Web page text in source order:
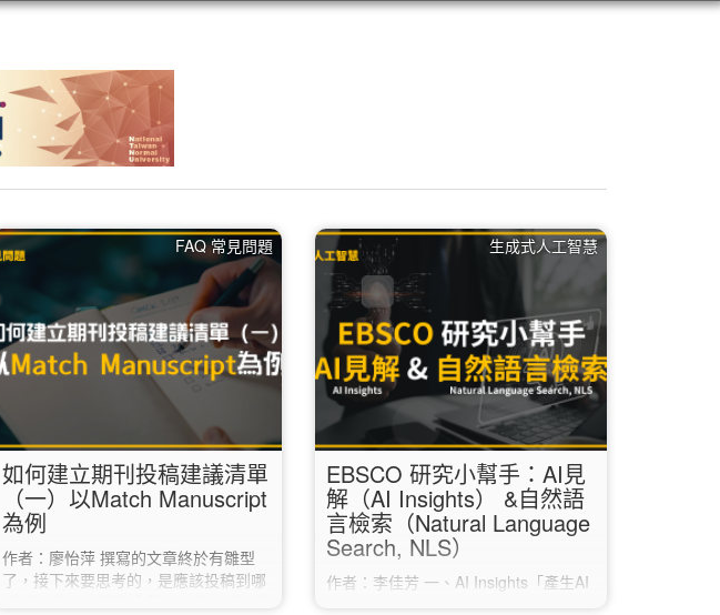
FAQ 常見問題
如何建立期刊投稿建議清單
（一）以Match Manuscript
為例
作者：廖怡萍 撰寫的文章終於有雛型
了，接下來要思考的，是應該投稿到哪
生成式人工智慧
EBSCO 研究小幫手：AI見
解（AI Insights） &自然語
言檢索（Natural Language
Search, NLS）
作者：李佳芳 一、AI Insights「產生AI